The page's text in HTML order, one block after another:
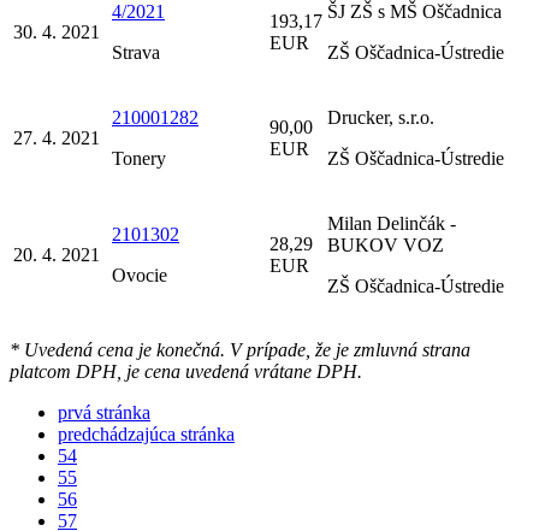
30. 4. 2021
4/2021
Strava
193,17
EUR
ŠJ ZŠ s MŠ Oščadnica
ZŠ Oščadnica-Ústredie
27. 4. 2021
210001282
Tonery
90,00
EUR
Drucker, s.r.o.
ZŠ Oščadnica-Ústredie
20. 4. 2021
2101302
Ovocie
28,29
EUR
Milan Delinčák -
BUKOV VOZ
ZŠ Oščadnica-Ústredie
* Uvedená cena je konečná. V prípade, že je zmluvná strana
platcom DPH, je cena uvedená vrátane DPH.
prvá stránka
predchádzajúca stránka
54
55
56
57